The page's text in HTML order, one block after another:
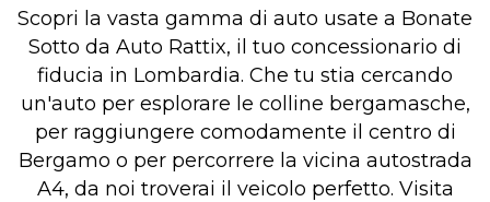
Scopri la vasta gamma di auto usate a Bonate
Sotto da Auto Rattix, il tuo concessionario di
fiducia in Lombardia. Che tu stia cercando
un'auto per esplorare le colline bergamasche,
per raggiungere comodamente il centro di
Bergamo o per percorrere la vicina autostrada
A4, da noi troverai il veicolo perfetto. Visita